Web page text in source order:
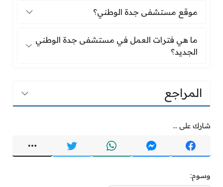
موقع مستشفى جدة الوطني؟
موقع مستشفى جدة الوطني؟
ما هي فترات العمل في مستشفى جدة الوطني
ما هي فترات العمل في مستشفى جدة الوطني
الجديد؟
المراجع
شارك على ...
وسوم: